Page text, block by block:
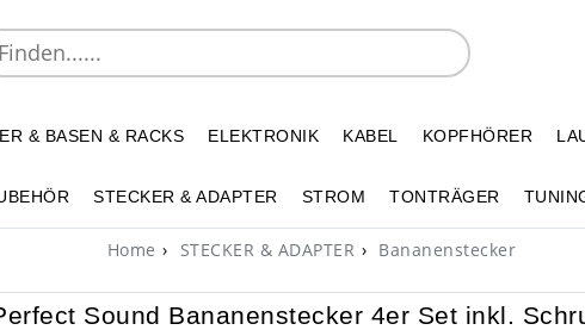
& BASEN & RACKS ELEKTRONIK KABEL KOPFHÖRER
STECKER & ADAPTER STROM TONTRÄGER
Home STECKER & ADAPTER Bananenstecker
Sound Bananenstecker 4er Set inkl.